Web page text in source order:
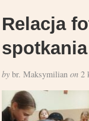
Relacja
bybr. Maksymilian on2